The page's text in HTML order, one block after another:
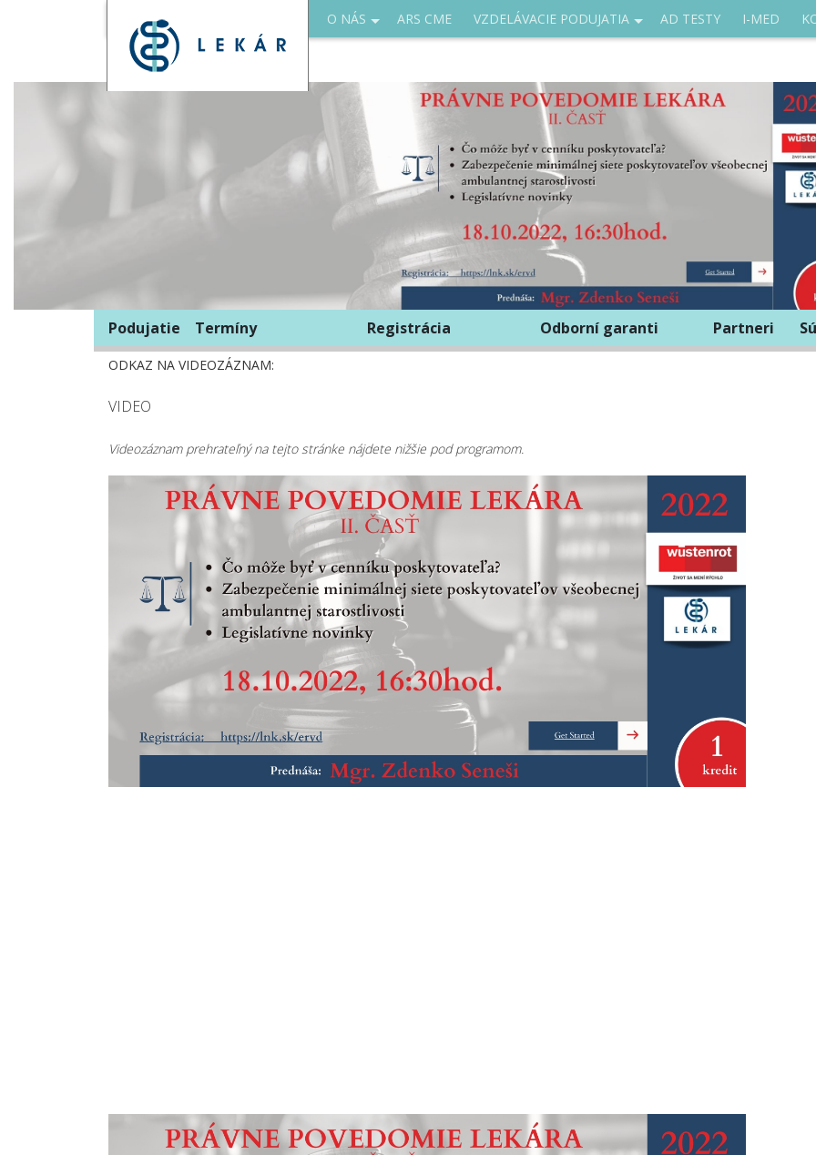
O NÁS ARS CME VZDELÁVACIE PODUJATIA AD TESTY I-MED
Podujatie Termíny Registrácia Odborní garanti Partneri
ODKAZ NA VIDEOZÁZNAM:
VIDEO
Videozáznam prehrateľný na tejto stránke nájdete nižšie pod programom.